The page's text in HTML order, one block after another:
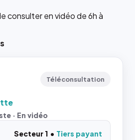
consulter en vidéo de 6h à
Téléconsultation
· En vidéo
Secteur 1
Tiers payant